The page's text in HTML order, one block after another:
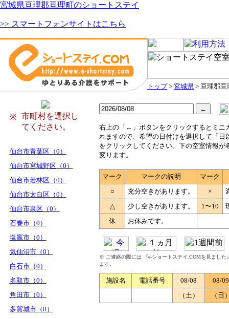
宮城県亘理郡亘理町のショートステイ
>> スマートフォンサイトはこちら
トップ> 宮城県 > 亘理郡亘
※
市町村を選択し
てください。
仙台市青葉区（0）
仙台市宮城野区（0）
仙台市若林区（0）
仙台市太白区（0）
仙台市泉区（0）
石巻市（0）
塩竈市（0）
気仙沼市（0）
白石市（0）
名取市（0）
角田市（0）
多賀城市（0）
右上の「←」ボタンをクリックするとミニ
れますので、希望の日付けを選択して「日
をクリックしてください。下の空室情報が
変ります。
マーク マークの説明
マーク
○
充分空きがあります。 ×
△
少し空きがあります。 1〜10
休
お休みです。
※ ご連絡の際には 『e-ショートステイ.COMを見まし
ます。
施設名 電話番号 08/08
08/09
（土）
（日